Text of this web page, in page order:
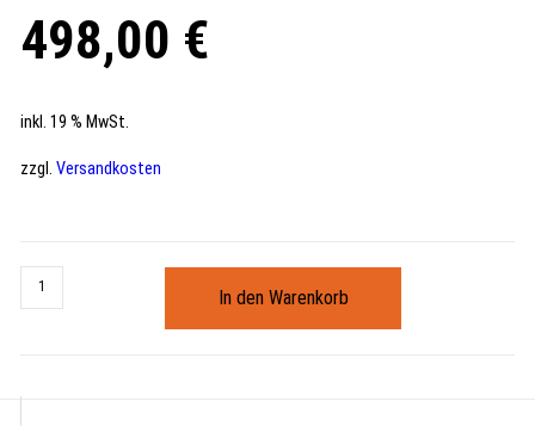
498,00 €
inkl. 19 % MwSt.
zzgl. Versandkosten
In den Warenkorb